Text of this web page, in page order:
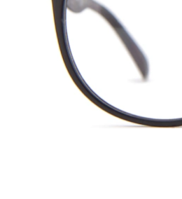
43 mm
Hauteur des verres